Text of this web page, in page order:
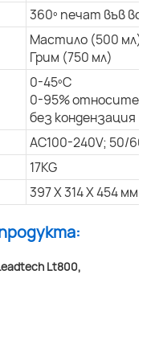
360º печат във
Мастило (500 мл)
Грим (750 мл)
0-45ºC
0-95%
без кондензация
AC100-240V; 50/
17KG
397 X 314 X 454 мм